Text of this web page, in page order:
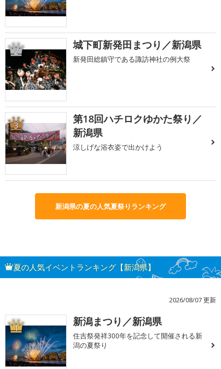
2 城下町新発田まつり／新潟県
新発田総鎮守である諏訪神社の例大祭
3
第18回ハチロクゆかた祭り／
新潟県
涼しげな浴衣姿で出かけよう
新潟県の夏の人気夏祭りランキング
夏の人気イベントランキング【新潟県】
2026/08/07 更新
1 新潟まつり／新潟県
住吉祭発祥300年を記念して開催される新
潟の夏祭り